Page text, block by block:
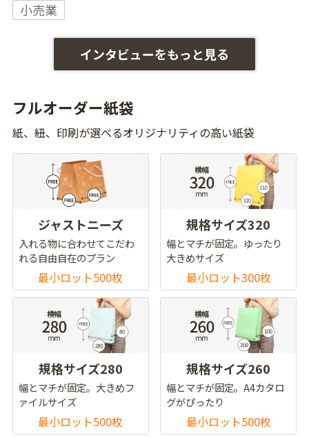
小売業
インタビューをもっと見る
フルオーダー紙袋
紙、紐、印刷が選べるオリジナリティの高い紙袋
ジャストニーズ
入れる物に合わせてこだわ
れる自由自在のプラン
最小ロット500枚
規格サイズ320
幅とマチが固定。ゆったり
大きめサイズ
最小ロット300枚
規格サイズ280
幅とマチが固定。大きめフ
ァイルサイズ
最小ロット500枚
規格サイズ260
幅とマチが固定。A4カタロ
グがぴったり
最小ロット500枚